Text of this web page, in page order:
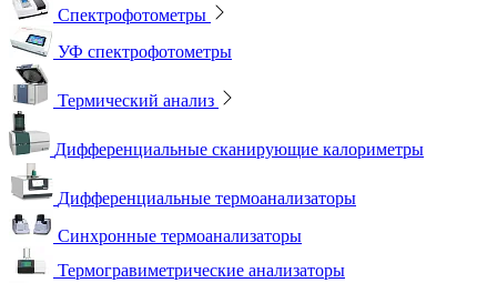
Спектрофотометры
УФ спектрофотометры
Термический анализ
Дифференциальные сканирующие калориметры
Дифференциальные термоанализаторы
Синхронные термоанализаторы
Термогравиметрические анализаторы